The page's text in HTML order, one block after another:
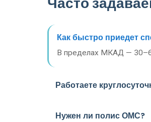
Как быстро приедет
В пределах МКАД —
Работаете
Нужен ли полис ОМС?